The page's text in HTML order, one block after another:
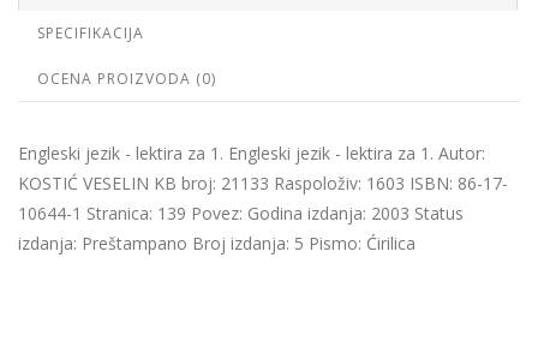
SPECIFIKACIJA
OCENA PROIZVODA (0)
Engleski jezik - lektira za 1. Engleski jezik - lektira za 1. Autor:
KOSTIĆ VESELIN KB broj: 21133 Raspoloživ: 1603 ISBN: 86-17-
10644-1 Stranica: 139 Povez: Godina izdanja: 2003 Status
izdanja: Preštampano Broj izdanja: 5 Pismo: Ćirilica